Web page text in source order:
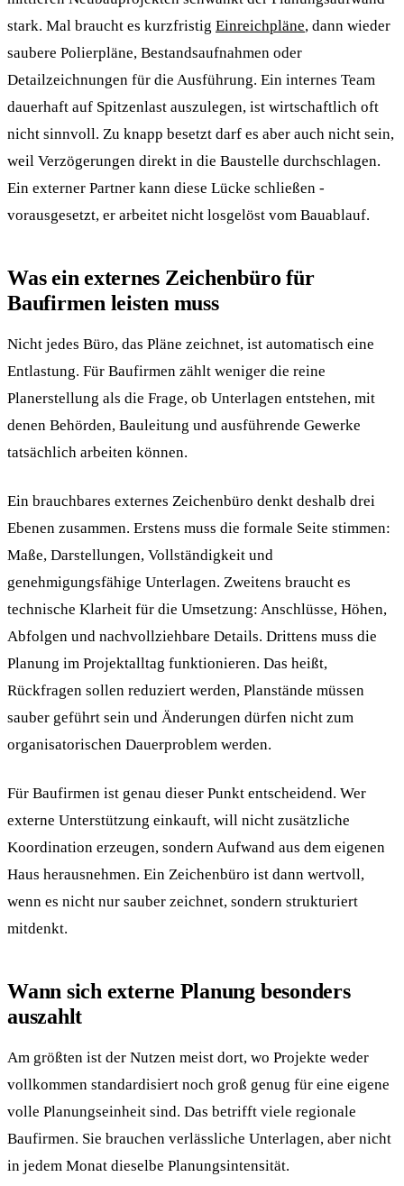
stark. Mal braucht es kurzfristig Einreichpläne, dann wieder
saubere Polierpläne, Bestandsaufnahmen oder
Detailzeichnungen für die Ausführung. Ein internes Team
dauerhaft auf Spitzenlast auszulegen, ist wirtschaftlich oft
nicht sinnvoll. Zu knapp besetzt darf es aber auch nicht sein,
weil Verzögerungen direkt in die Baustelle durchschlagen.
Ein externer Partner kann diese Lücke schließen -
vorausgesetzt, er arbeitet nicht losgelöst vom Bauablauf.
Was ein externes Zeichenbüro für
Baufirmen leisten muss
Nicht jedes Büro, das Pläne zeichnet, ist automatisch eine
Entlastung. Für Baufirmen zählt weniger die reine
Planerstellung als die Frage, ob Unterlagen entstehen, mit
denen Behörden, Bauleitung und ausführende Gewerke
tatsächlich arbeiten können.
Ein brauchbares externes Zeichenbüro denkt deshalb drei
Ebenen zusammen. Erstens muss die formale Seite stimmen:
Maße, Darstellungen, Vollständigkeit und
genehmigungsfähige Unterlagen. Zweitens braucht es
technische Klarheit für die Umsetzung: Anschlüsse, Höhen,
Abfolgen und nachvollziehbare Details. Drittens muss die
Planung im Projektalltag funktionieren. Das heißt,
Rückfragen sollen reduziert werden, Planstände müssen
sauber geführt sein und Änderungen dürfen nicht zum
organisatorischen Dauerproblem werden.
Für Baufirmen ist genau dieser Punkt entscheidend. Wer
externe Unterstützung einkauft, will nicht zusätzliche
Koordination erzeugen, sondern Aufwand aus dem eigenen
Haus herausnehmen. Ein Zeichenbüro ist dann wertvoll,
wenn es nicht nur sauber zeichnet, sondern strukturiert
mitdenkt.
Wann sich externe Planung besonders
auszahlt
Am größten ist der Nutzen meist dort, wo Projekte weder
vollkommen standardisiert noch groß genug für eine eigene
volle Planungseinheit sind. Das betrifft viele regionale
Baufirmen. Sie brauchen verlässliche Unterlagen, aber nicht
in jedem Monat dieselbe Planungsintensität.